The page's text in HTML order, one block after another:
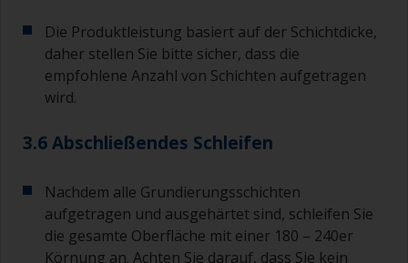
Die Produktleistung basiert auf der Schichtdicke,
daher stellen Sie bitte sicher, dass die
empfohlene Anzahl von Schichten aufgetragen
wird.
3.6 Abschließendes Schleifen
Nachdem alle Grundierungsschichten
aufgetragen und ausgehärtet sind, schleifen Sie
die gesamte Oberfläche mit einer 180 – 240er
Körnung an. Achten Sie darauf, dass Sie kein